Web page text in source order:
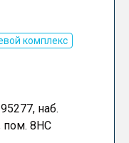
комплекс
наб.
пом. 8НС